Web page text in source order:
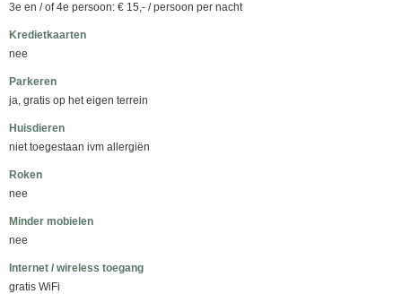
3e en / of 4e persoon: € 15,- / persoon per nacht
Kredietkaarten
nee
Parkeren
ja, gratis op het eigen terrein
Huisdieren
niet toegestaan ivm allergiën
Roken
nee
Minder mobielen
nee
Internet / wireless toegang
gratis WiFi